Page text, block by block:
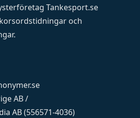
Tankesport.se
korsordstidningar och
.
AB /
AB (556571-4036)